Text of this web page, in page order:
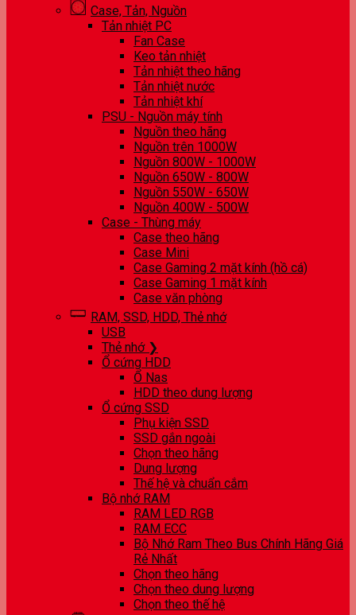
Case, Tản, Nguồn
Tản nhiệt PC
Fan Case
Keo tản nhiệt
Tản nhiệt theo hãng
Tản nhiệt nước
Tản nhiệt khí
PSU - Nguồn máy tính
Nguồn theo hãng
Nguồn trên 1000W
Nguồn 800W - 1000W
Nguồn 650W - 800W
Nguồn 550W - 650W
Nguồn 400W - 500W
Case - Thùng máy
Case theo hãng
Case Mini
Case Gaming 2 mặt kính (hồ cá)
Case Gaming 1 mặt kính
Case văn phòng
RAM, SSD, HDD, Thẻ nhớ
USB
Thẻ nhớ ❯
Ổ cứng HDD
Ổ Nas
HDD theo dung lượng
Ổ cứng SSD
Phụ kiện SSD
SSD gắn ngoài
Chọn theo hãng
Dung lượng
Thế hệ và chuẩn cắm
Bộ nhớ RAM
RAM LED RGB
RAM ECC
Bộ Nhớ Ram Theo Bus Chính Hãng Giá
Rẻ Nhất
Chọn theo hãng
Chọn theo dung lượng
Chọn theo thế hệ